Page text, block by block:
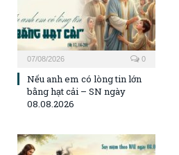
07/08/2026 0
Nếu anh em có lòng tin lớn
bằng hạt cải – SN ngày
08.08.2026